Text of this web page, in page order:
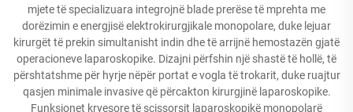
mjete të specializuara integrojnë blade prerëse të mprehta me
dorëzimin e energjisë elektrokirurgjikale monopolare, duke lejuar
kirurgët të prekin simultanisht indin dhe të arrijnë hemostazën gjatë
operacioneve laparoskopike. Dizajni përfshin një shastë të hollë, të
përshtatshme për hyrje nëpër portat e vogla të trokarit, duke ruajtur
qasjen minimale invasive që përcakton kirurgjinë laparoskopike.
Funksionet kryesore të scissorsit laparoskopikë monopolarë